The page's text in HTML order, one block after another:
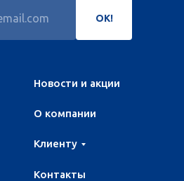
Новости и акции
Клиенту
О компании
ОК!
Контакты